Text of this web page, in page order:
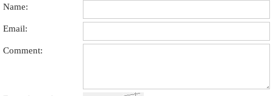
Name:
Email:
Comment: